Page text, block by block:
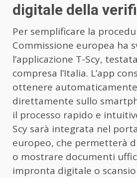
digitale della
Per semplificare la
Commissione europea ha
l’applicazione T-Scy,
compresa l’Italia. L’app
ottenere
direttamente sullo
il processo rapido e
Scy sarà integrata nel
europeo, che permetterà
o mostrare documenti
impronta digitale o